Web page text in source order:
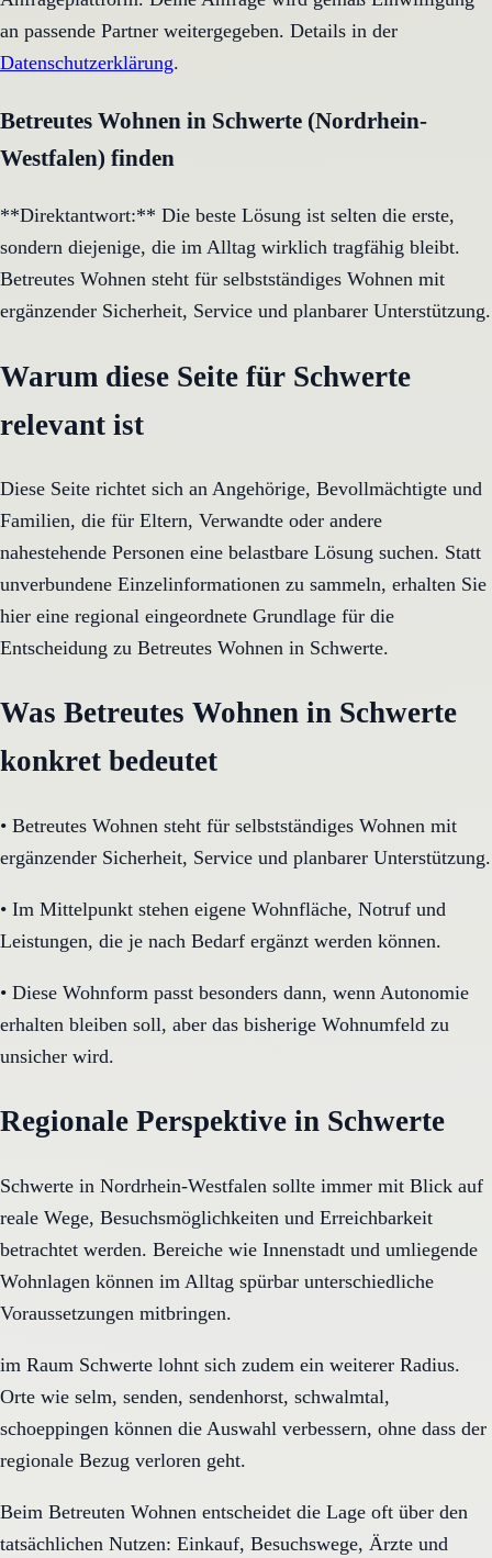
an passende Partner weitergegeben. Details in der
Datenschutzerklärung.
Betreutes Wohnen in Schwerte (Nordrhein-
Westfalen) finden
**Direktantwort:** Die beste Lösung ist selten die erste,
sondern diejenige, die im Alltag wirklich tragfähig bleibt.
Betreutes Wohnen steht für selbstständiges Wohnen mit
ergänzender Sicherheit, Service und planbarer Unterstützung.
Warum diese Seite für Schwerte
relevant ist
Diese Seite richtet sich an Angehörige, Bevollmächtigte und
Familien, die für Eltern, Verwandte oder andere
nahestehende Personen eine belastbare Lösung suchen. Statt
unverbundene Einzelinformationen zu sammeln, erhalten Sie
hier eine regional eingeordnete Grundlage für die
Entscheidung zu Betreutes Wohnen in Schwerte.
Was Betreutes Wohnen in Schwerte
konkret bedeutet
• Betreutes Wohnen steht für selbstständiges Wohnen mit
ergänzender Sicherheit, Service und planbarer Unterstützung.
• Im Mittelpunkt stehen eigene Wohnfläche, Notruf und
Leistungen, die je nach Bedarf ergänzt werden können.
• Diese Wohnform passt besonders dann, wenn Autonomie
erhalten bleiben soll, aber das bisherige Wohnumfeld zu
unsicher wird.
Regionale Perspektive in Schwerte
Schwerte in Nordrhein-Westfalen sollte immer mit Blick auf
reale Wege, Besuchsmöglichkeiten und Erreichbarkeit
betrachtet werden. Bereiche wie Innenstadt und umliegende
Wohnlagen können im Alltag spürbar unterschiedliche
Voraussetzungen mitbringen.
im Raum Schwerte lohnt sich zudem ein weiterer Radius.
Orte wie selm, senden, sendenhorst, schwalmtal,
schoeppingen können die Auswahl verbessern, ohne dass der
regionale Bezug verloren geht.
Beim Betreuten Wohnen entscheidet die Lage oft über den
tatsächlichen Nutzen: Einkauf, Besuchswege, Ärzte und